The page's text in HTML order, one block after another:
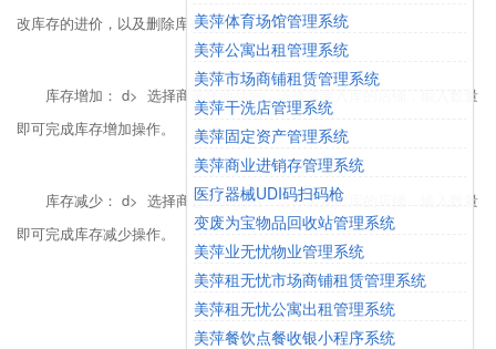
改库存的进价，以及删除库存信息。
库存增加： d> 选择商选择商品后，选择需要入库的店铺，输入数量
即可完成库存增加操作。
库存减少： d> 选择商选择商品后，选择需要出库的店铺，输入数量
即可完成库存减少操作。
美萍体育场馆管理系统
美萍公寓出租管理系统
美萍市场商铺租赁管理系统
美萍干洗店管理系统
美萍固定资产管理系统
美萍商业进销存管理系统
医疗器械UDI码扫码枪
变废为宝物品回收站管理系统
美萍业无忧物业管理系统
美萍租无忧市场商铺租赁管理系统
美萍租无忧公寓出租管理系统
美萍餐饮点餐收银小程序系统